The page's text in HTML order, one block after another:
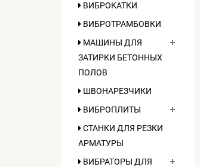
ВИБРОКАТКИ
ВИБРОТРАМБОВКИ
МАШИНЫ ДЛЯ
ЗАТИРКИ БЕТОННЫХ
ПОЛОВ
ШВОНАРЕЗЧИКИ
ВИБРОПЛИТЫ
СТАНКИ ДЛЯ РЕЗКИ
АРМАТУРЫ
ВИБРАТОРЫ ДЛЯ